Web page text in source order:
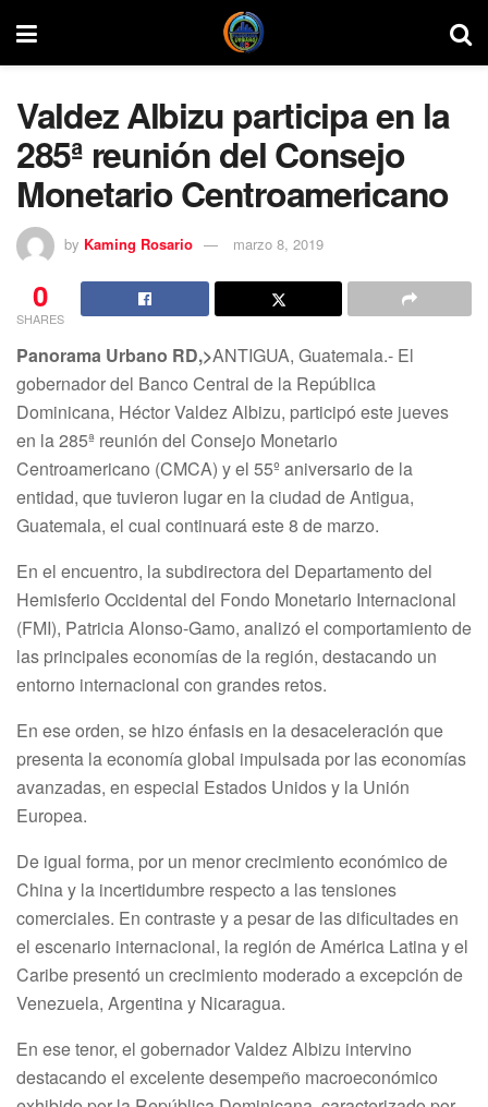
Valdez Albizu participa en la
285ª reunión del Consejo
Monetario Centroamericano
by Kaming Rosario marzo 8, 2019
0
SHARES
Panorama Urbano RD,>ANTIGUA, Guatemala.- El
gobernador del Banco Central de la República
Dominicana, Héctor Valdez Albizu, participó este jueves
en la 285ª reunión del Consejo Monetario
Centroamericano (CMCA) y el 55º aniversario de la
entidad, que tuvieron lugar en la ciudad de Antigua,
Guatemala, el cual continuará este 8 de marzo.
En el encuentro, la subdirectora del Departamento del
Hemisferio Occidental del Fondo Monetario Internacional
(FMI), Patricia Alonso-Gamo, analizó el comportamiento de
las principales economías de la región, destacando un
entorno internacional con grandes retos.
En ese orden, se hizo énfasis en la desaceleración que
presenta la economía global impulsada por las economías
avanzadas, en especial Estados Unidos y la Unión
Europea.
De igual forma, por un menor crecimiento económico de
China y la incertidumbre respecto a las tensiones
comerciales. En contraste y a pesar de las dificultades en
el escenario internacional, la región de América Latina y el
Caribe presentó un crecimiento moderado a excepción de
Venezuela, Argentina y Nicaragua.
En ese tenor, el gobernador Valdez Albizu intervino
destacando el excelente desempeño macroeconómico